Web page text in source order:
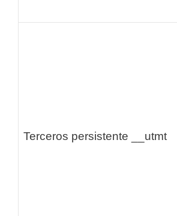
Terceros persistente __utmt